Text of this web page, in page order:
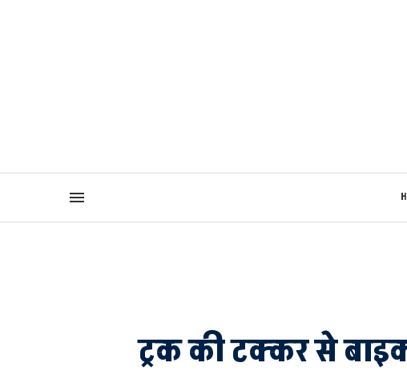
ट्रक की टक्कर से